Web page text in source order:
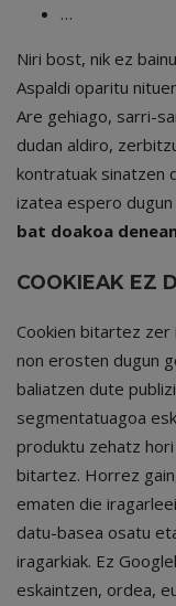
…
Niri bost, nik ez
Aspaldi oparitu
Are gehiago, sarri-
dudan aldiro,
kontratuak sinatzen
izatea espero
bat doakoa
COOKIEAK EZ
Cookien bitartez
non erosten dugun
baliatzen dute
segmentatuagoa
produktu zehatz
bitartez. Horrez
ematen die
datu-basea osatu
iragarkiak. Ez
eskaintzen, ordea,